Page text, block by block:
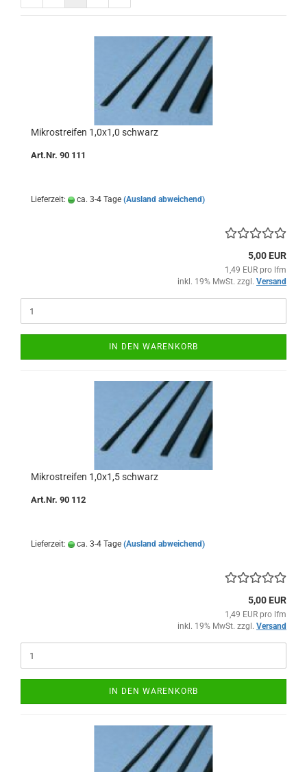
Mikrostreifen 1,0x1,0 schwarz
Art.Nr. 90 111
Lieferzeit: ca. 3-4 Tage (Ausland abweichend)
5,00 EUR
1,49 EUR pro lfm
inkl. 19% MwSt. zzgl. Versand
IN DEN WARENKORB
Mikrostreifen 1,0x1,5 schwarz
Art.Nr. 90 112
Lieferzeit: ca. 3-4 Tage (Ausland abweichend)
5,00 EUR
1,49 EUR pro lfm
inkl. 19% MwSt. zzgl. Versand
IN DEN WARENKORB